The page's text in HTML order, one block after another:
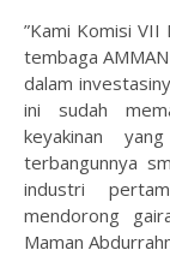
”Kami Komisi
tembaga
dalam
ini sudah
keyakinan
terbangunnya
industri
mendorong
Maman